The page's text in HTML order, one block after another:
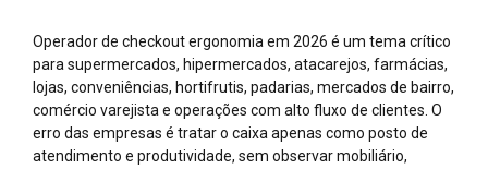
Operador de checkout ergonomia em 2026 é um tema crítico
para supermercados, hipermercados, atacarejos, farmácias,
lojas, conveniências, hortifrutis, padarias, mercados de bairro,
comércio varejista e operações com alto fluxo de clientes. O
erro das empresas é tratar o caixa apenas como posto de
atendimento e produtividade, sem observar mobiliário,